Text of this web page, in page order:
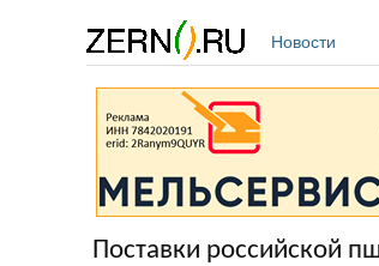
Новости
Поставки российской